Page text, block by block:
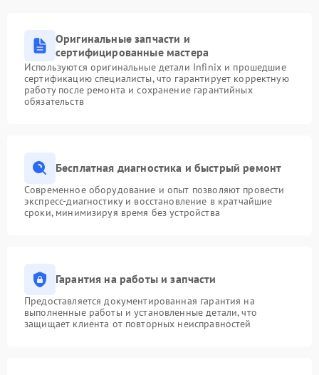
Оригинальные запчасти и
сертифицированные мастера
Используются оригинальные детали Infinix и прошедшие
сертификацию специалисты, что гарантирует корректную
работу после ремонта и сохранение гарантийных
обязательств
Бесплатная диагностика и быстрый ремонт
Современное оборудование и опыт позволяют провести
экспресс-диагностику и восстановление в кратчайшие
сроки, минимизируя время без устройства
Гарантия на работы и запчасти
Предоставляется документированная гарантия на
выполненные работы и установленные детали, что
защищает клиента от повторных неисправностей